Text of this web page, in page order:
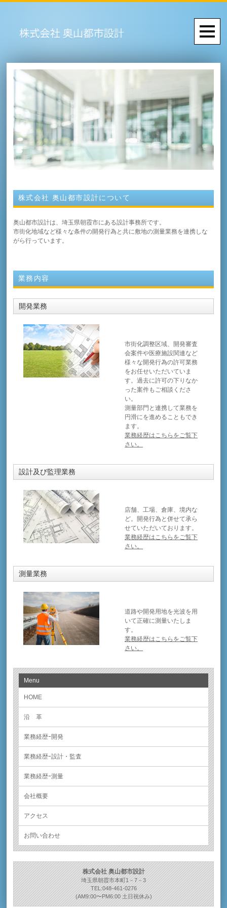
株式会社 奥山都市設計について
奥山都市設計は、埼玉県朝霞市にある設計事務所です。
市街化地域など様々な条件の開発行為と共に敷地の測量業務を連携しな
がら行っています。
業務内容
開発業務
市街化調整区域、開発審査
会案件や医療施設関連など
様々な開発行為の許可業務
をお任せいただいていま
す。過去に許可の下りなか
った案件もご相談くださ
い。
測量部門と連携して業務を
円滑にを進めることもでき
ます。
業務経歴はこちらをご覧下
さい。
設計及び監理業務
店舗、工場、倉庫、境内な
ど。開発行為と併せて承ら
せていただいております。
業務経歴はこちらをご覧下
さい。
測量業務
道路や開発用地を光波を用
いて正確に測量いたしま
す。
業務経歴はこちらをご覧下
さい。
Menu
HOME
沿 革
業務経歴ｰ開発
業務経歴ｰ設計・監査
業務経歴ｰ測量
会社概要
アクセス
お問い合わせ
株式会社 奥山都市設計
埼玉県朝霞市本町1－7－3
TEL:048-461-0276
(AM9:00〜PM6:00 土日祝休み)